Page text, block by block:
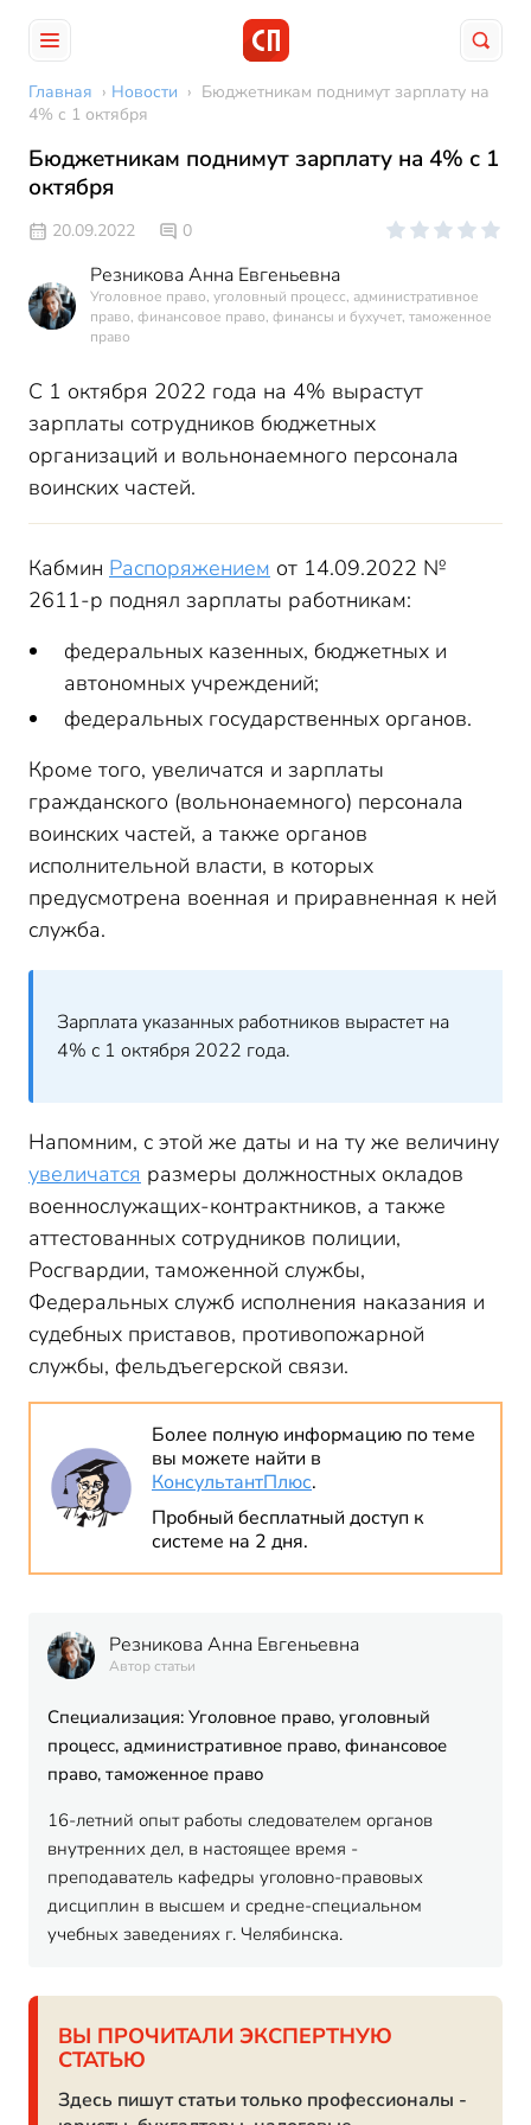
Главная › Новости › Бюджетникам поднимут зарплату на
4% с 1 октября
Бюджетникам поднимут зарплату на 4% с 1
октября
20.09.2022 0
Резникова Анна Евгеньевна
Уголовное право, уголовный процесс, административное
право, финансовое право, финансы и бухучет, таможенное
право
С 1 октября 2022 года на 4% вырастут
зарплаты сотрудников бюджетных
организаций и вольнонаемного персонала
воинских частей.
Кабмин Распоряжением от 14.09.2022 №
2611-р поднял зарплаты работникам:
федеральных казенных, бюджетных и
автономных учреждений;
федеральных государственных органов.
Кроме того, увеличатся и зарплаты
гражданского (вольнонаемного) персонала
воинских частей, а также органов
исполнительной власти, в которых
предусмотрена военная и приравненная к ней
служба.
Зарплата указанных работников вырастет на
4% с 1 октября 2022 года.
Напомним, с этой же даты и на ту же величину
увеличатся размеры должностных окладов
военнослужащих-контрактников, а также
аттестованных сотрудников полиции,
Росгвардии, таможенной службы,
Федеральных служб исполнения наказания и
судебных приставов, противопожарной
службы, фельдъегерской связи.
Более полную информацию по теме
вы можете найти в
КонсультантПлюс.
Пробный бесплатный доступ к
системе на 2 дня.
Резникова Анна Евгеньевна
Автор статьи
Специализация: Уголовное право, уголовный
процесс, административное право, финансовое
право, таможенное право
16-летний опыт работы следователем органов
внутренних дел, в настоящее время -
преподаватель кафедры уголовно-правовых
дисциплин в высшем и средне-специальном
учебных заведениях г. Челябинска.
ВЫ ПРОЧИТАЛИ ЭКСПЕРТНУЮ
СТАТЬЮ
Здесь пишут статьи только профессионалы -